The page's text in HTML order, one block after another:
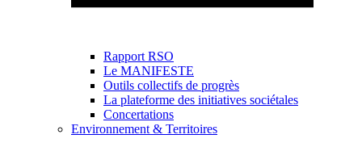
Rapport RSO
Le MANIFESTE
Outils collectifs de progrès
La plateforme des initiatives sociétales
Concertations
Environnement & Territoires